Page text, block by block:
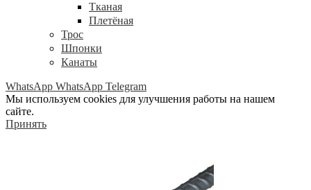
Тканая
Плетёная
Трос
Шпонки
Канаты
WhatsApp WhatsApp Telegram
Мы используем cookies для улучшения работы на нашем
сайте.
Принять